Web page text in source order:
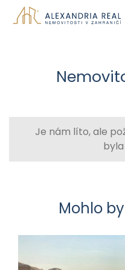
Je nám líto, ale
Mohlo